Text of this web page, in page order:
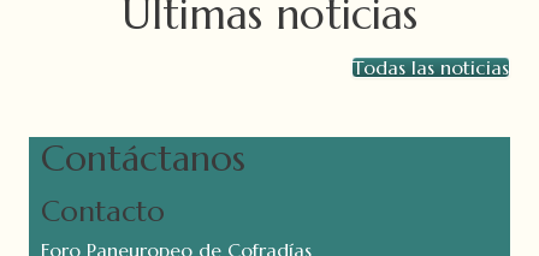
Últimas noticias
Todas las noticias
Contáctanos
Contacto
Foro Paneuropeo de Cofradías